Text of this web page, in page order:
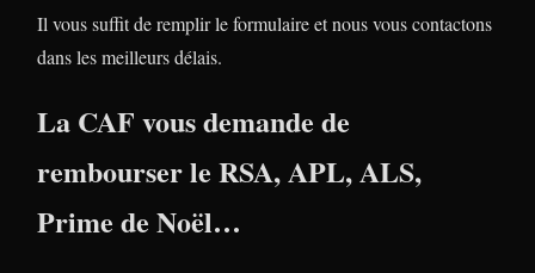
Il vous suffit de remplir le formulaire et nous vous contactons
dans les meilleurs délais.
La CAF vous demande de
rembourser le RSA, APL, ALS,
Prime de Noël…